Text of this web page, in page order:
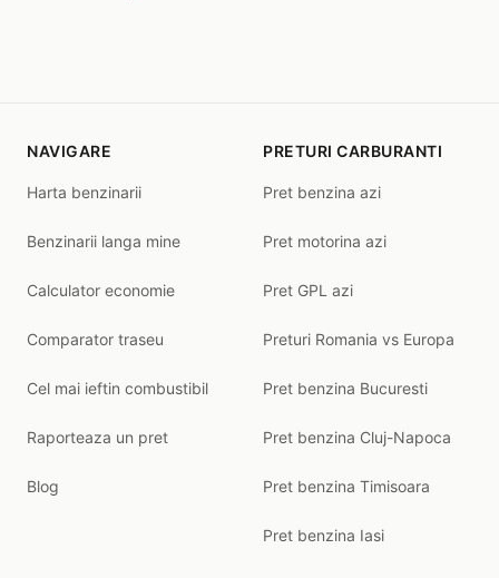
NAVIGARE
Harta benzinarii
Benzinarii langa mine
Calculator economie
Comparator traseu
Cel mai ieftin combustibil
Raporteaza un pret
Blog
PRETURI CARBURANTI
Pret benzina azi
Pret motorina azi
Pret GPL azi
Preturi Romania vs Europa
Pret benzina Bucuresti
Pret benzina Cluj-Napoca
Pret benzina Timisoara
Pret benzina Iasi